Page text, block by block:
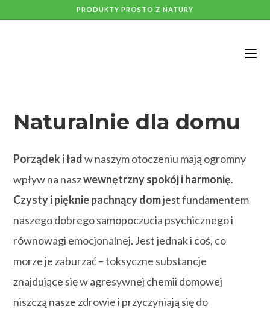
PRODUKTY PROSTO Z NATURY
Naturalnie dla domu
Porządek i ładw naszym otoczeniu mają ogromny
wpływ na naszwewnętrzny spokój i harmonię.
Czysty i pięknie pachnący domjest fundamentem
naszego dobrego samopoczucia psychicznego i
równowagi emocjonalnej. Jest jednak i coś, co
morze je zaburzać – toksyczne substancje
znajdujące się w agresywnej chemii domowej
niszczą nasze zdrowie i przyczyniają się do